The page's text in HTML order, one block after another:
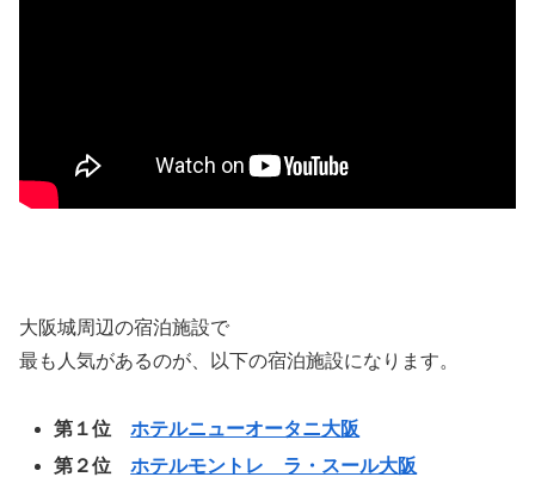
大阪城周辺の宿泊施設で
最も人気があるのが、以下の宿泊施設になります。
第１位ホテルニューオータニ大阪
第２位ホテルモントレ ラ・スール大阪